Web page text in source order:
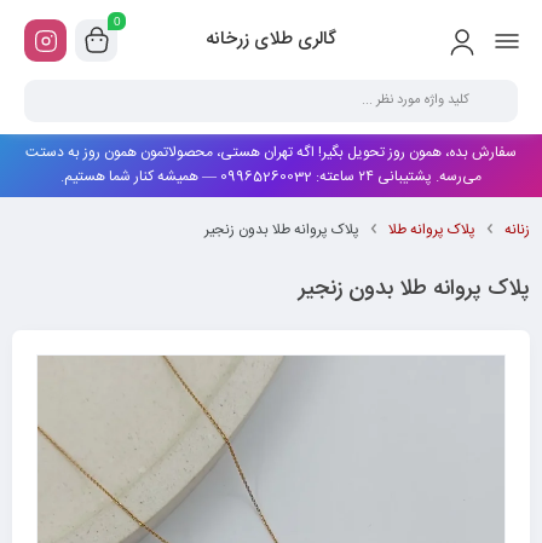
گالری طلای زرخانه
0
سفارش بده، همون روز تحویل بگیر! اگه تهران هستی، محصولاتمون همون روز به دستت
می‌رسه. پشتیبانی ۲۴ ساعته: 09965260032 — همیشه کنار شما هستیم.
زنانه پلاک پروانه طلا پلاک پروانه طلا بدون زنجیر
پلاک پروانه طلا بدون زنجیر